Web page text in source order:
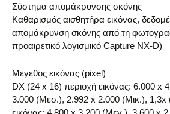
Σύστημα απομάκρυνσης σκόνης
Καθαρισμός αισθητήρα εικόνας,
απομάκρυνση σκόνης από τη
προαιρετικό λογισμικό Capture NX-D)
Μέγεθος εικόνας (pixel)
DX (24 x 16) περιοχή εικόνας: 6.000 x
3.000 (Μεσ.), 2.992 x 2.000 (Μικ.), 1,3x